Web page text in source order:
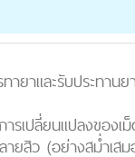
ยาและรับประทาน
เปลี่ยนแปลงของเ
ายสิว (อย่างสม่ำเ